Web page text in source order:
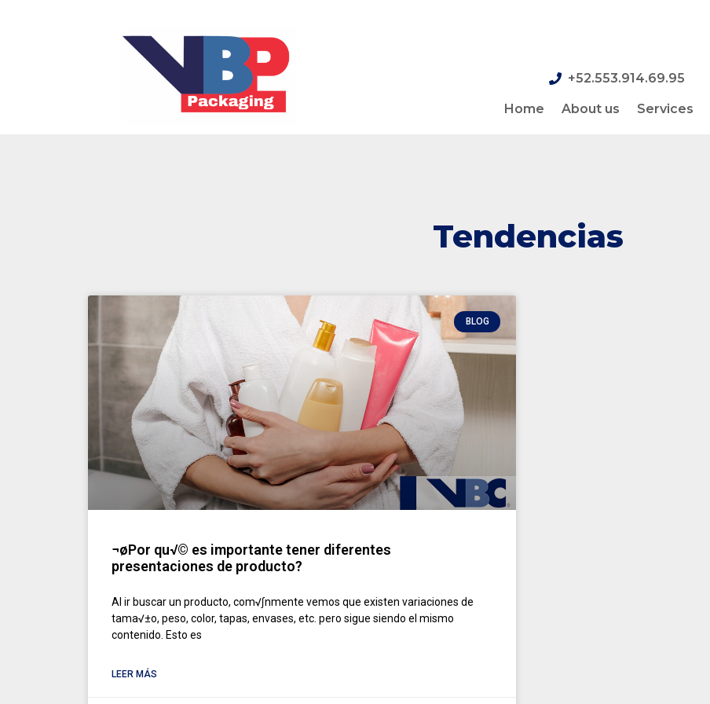
+52.553.914.69.95
Home About us Services
Tendencias
BLOG
¬øPor qu√© es importante tener diferentes
presentaciones de producto?
Al ir buscar un producto, com√∫nmente vemos que existen variaciones de
tama√±o, peso, color, tapas, envases, etc. pero sigue siendo el mismo
contenido. Esto es
LEER MÁS